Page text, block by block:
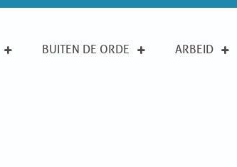
BUITEN DE ORDE ARBEID